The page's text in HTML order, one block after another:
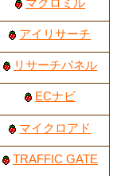
マクロミル
アイリサーチ
リサーチパネル
ECナビ
マイクロアド
TRAFFIC GATE